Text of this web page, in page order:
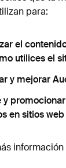
a…
7
para:
el
utilices el
y mejorar
y
en sitios
información